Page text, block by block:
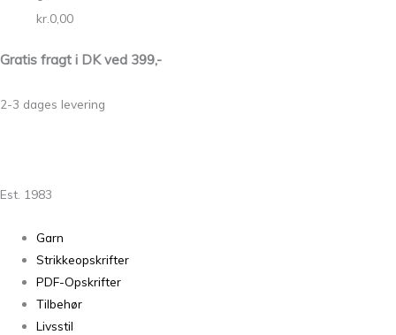
kr. 0,00
Gratis fragt i DK ved 399,-
2-3 dages levering
Est. 1983
Garn
Strikkeopskrifter
PDF-Opskrifter
Tilbehør
Livsstil